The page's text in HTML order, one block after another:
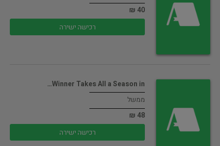
40 ₪
רכישה ישירה
Winner Takes All a Season in…
ממשל
48 ₪
רכישה ישירה